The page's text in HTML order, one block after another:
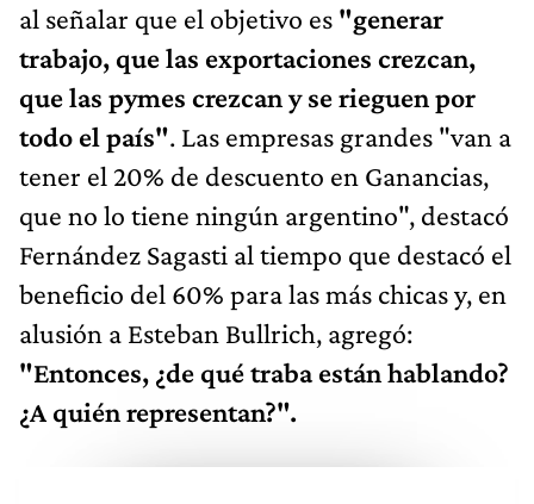
al señalar que el objetivo es "generar
trabajo, que las exportaciones crezcan,
que las pymes crezcan y se rieguen por
todo el país". Las empresas grandes "van a
tener el 20% de descuento en Ganancias,
que no lo tiene ningún argentino", destacó
Fernández Sagasti al tiempo que destacó el
beneficio del 60% para las más chicas y, en
alusión a Esteban Bullrich, agregó:
"Entonces, ¿de qué traba están hablando?
¿A quién representan?".